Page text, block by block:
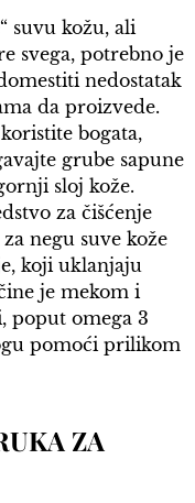
suvu kožu, ali
svega, potrebno je
nedostatak
da proizvede.
bogata,
grube sapune
sloj kože.
za čišćenje
negu suve kože
koji uklanjaju
je mekom i
poput omega 3
pomoći prilikom
ZA